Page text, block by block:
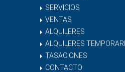
SERVICIOS
VENTAS
ALQUILERES
ALQUILERES
TASACIONES
CONTACTO